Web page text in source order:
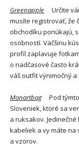
Greenapple Určite
musíte registrovať, že
obchodíku ponúkajú,
osobností. Väčšinu
profil zaplavuje
o nadčasové často
váš outfit výnimočný
Monartbag Pod
Sloveniek, ktoré sa
a ruksakov.
kabeliek a vy máte na
a vzorov.